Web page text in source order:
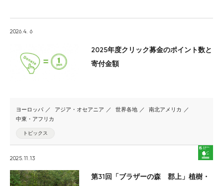
2026.4. 6
2025年度クリック募金のポイント数と
寄付金額
ヨーロッパ アジア・オセアニア 世界各地
南北アメリカ
中東・アフリカ
トピックス
2025.11.13
第31回「ブラザーの森 郡上」植樹・